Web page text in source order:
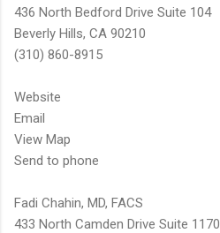
436 North Bedford Drive Suite 104
Beverly Hills, CA 90210
(310) 860-8915
Website
Email
View Map
Send to phone
Fadi Chahin, MD, FACS
433 North Camden Drive Suite 1170